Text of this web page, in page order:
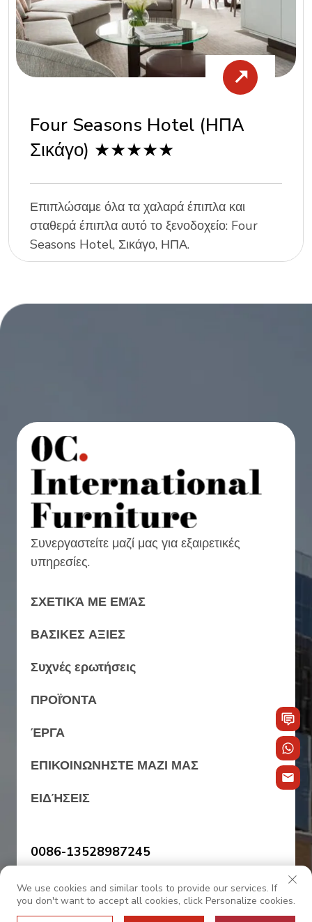
Four Seasons Hotel (ΗΠΑ
Σικάγο) ★★★★★
Επιπλώσαμε όλα τα χαλαρά έπιπλα και
σταθερά έπιπλα αυτό το ξενοδοχείο: Four
Seasons Hotel, Σικάγο, ΗΠΑ.
Συνεργαστείτε μαζί μας για εξαιρετικές
υπηρεσίες.
ΣΧΕΤΙΚΆ ΜΕ ΕΜΆΣ
ΒΑΣΙΚΕΣ ΑΞΙΕΣ
Συχνές ερωτήσεις
ΠΡΟΪΌΝΤΑ
ΈΡΓΑ
ΕΠΙΚΟΙΝΩΝΗΣΤΕ ΜΑΖΙ ΜΑΣ
ΕΙΔΉΣΕΙΣ
0086-13528987245
sales@oc-internationalfurniture.com
We use cookies and similar tools to provide our services. If
you don't want to accept all cookies, click Personalize cookies.